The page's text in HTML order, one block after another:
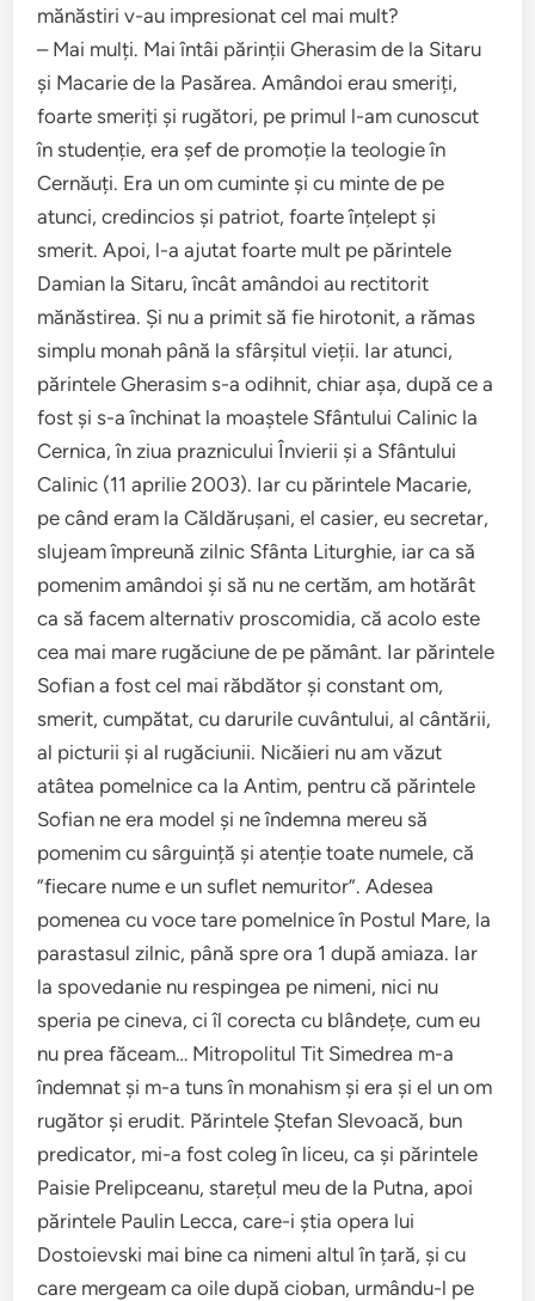
mănăstiri v-au impresionat cel mai mult?
– Mai mulți. Mai întâi părinții Gherasim de la Sitaru
și Macarie de la Pasărea. Amândoi erau smeriți,
foarte smeriți și rugători, pe primul l-am cunoscut
în studenție, era șef de promoție la teologie în
Cernăuți. Era un om cuminte și cu minte de pe
atunci, credincios și patriot, foarte înțelept și
smerit. Apoi, l-a ajutat foarte mult pe părintele
Damian la Sitaru, încât amândoi au rectitorit
mănăstirea. Și nu a primit să fie hirotonit, a rămas
simplu monah până la sfârșitul vieții. Iar atunci,
părintele Gherasim s-a odihnit, chiar așa, după ce a
fost și s-a închinat la moaștele Sfântului Calinic la
Cernica, în ziua praznicului Învierii și a Sfântului
Calinic (11 aprilie 2003). Iar cu părintele Macarie,
pe când eram la Căldărușani, el casier, eu secretar,
slujeam împreună zilnic Sfânta Liturghie, iar ca să
pomenim amândoi și să nu ne certăm, am hotărât
ca să facem alternativ proscomidia, că acolo este
cea mai mare rugăciune de pe pământ. Iar părintele
Sofian a fost cel mai răbdător și constant om,
smerit, cumpătat, cu darurile cuvântului, al cântării,
al picturii și al rugăciunii. Nicăieri nu am văzut
atâtea pomelnice ca la Antim, pentru că părintele
Sofian ne era model și ne îndemna mereu să
pomenim cu sârguință și atenție toate numele, că
”fiecare nume e un suflet nemuritor”. Adesea
pomenea cu voce tare pomelnice în Postul Mare, la
parastasul zilnic, până spre ora 1 după amiaza. Iar
la spovedanie nu respingea pe nimeni, nici nu
speria pe cineva, ci îl corecta cu blândețe, cum eu
nu prea făceam… Mitropolitul Tit Simedrea m-a
îndemnat și m-a tuns în monahism și era și el un om
rugător și erudit. Părintele Ștefan Slevoacă, bun
predicator, mi-a fost coleg în liceu, ca și părintele
Paisie Prelipceanu, starețul meu de la Putna, apoi
părintele Paulin Lecca, care-i știa opera lui
Dostoievski mai bine ca nimeni altul în țară, și cu
care mergeam ca oile după cioban, urmându-l pe